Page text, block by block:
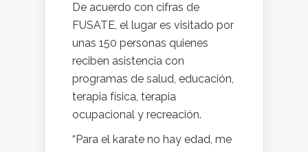
De acuerdo con cifras de
FUSATE, el lugar es visitado por
unas 150 personas quienes
reciben asistencia con
programas de salud, educación,
terapia física, terapia
ocupacional y recreación.
“Para el karate no hay edad, me